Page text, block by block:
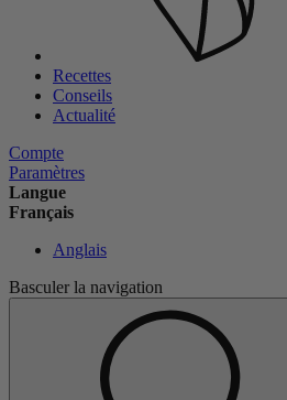
Recettes
Conseils
Actualité
Compte
Paramètres
Langue
Français
Anglais
Basculer la navigation